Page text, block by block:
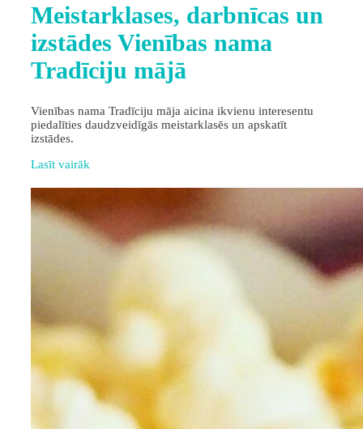
Meistarklases, darbnīcas un
izstādes Vienības nama
Tradīciju mājā
Vienības nama Tradīciju māja aicina ikvienu interesentu
piedalīties daudzveidīgās meistarklasēs un apskatīt
izstādes.
Lasīt vairāk